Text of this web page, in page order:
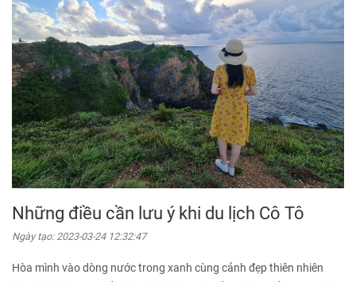
Những điều cần lưu ý khi du lịch Cô Tô
Ngày tạo: 2023-03-24 12:32:47
Hòa mình vào dòng nước trong xanh cùng cảnh đẹp thiên nhiên